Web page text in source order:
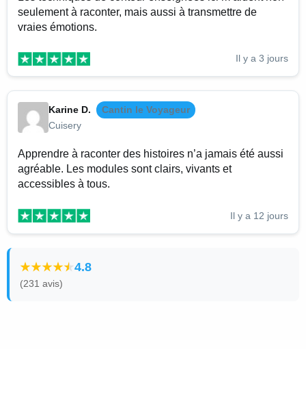
seulement à raconter, mais aussi à transmettre de
vraies émotions.
Il y a 3 jours
Karine D.
Cantin le Voyageur
Cuisery
Apprendre à raconter des histoires n’a jamais été aussi
agréable. Les modules sont clairs, vivants et
accessibles à tous.
Il y a 12 jours
4.8
(231 avis)